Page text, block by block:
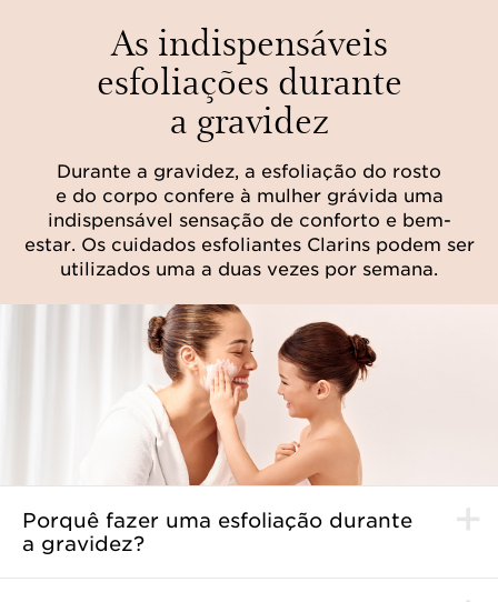
As indispensáveis
esfoliações durante
a gravidez
Durante a gravidez, a esfoliação do rosto
e do corpo confere à mulher grávida uma
indispensável sensação de conforto e bem-
estar. Os cuidados esfoliantes Clarins podem ser
utilizados uma a duas vezes por semana.
Porquê fazer uma esfoliação durante
a gravidez?